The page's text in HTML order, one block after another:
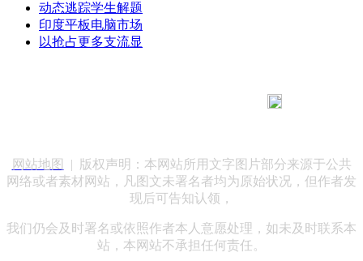
动态逃踪学生解题
印度平板电脑市场
以抢占更多支流显
网站地图
| 版权声明：本网站所用文字图片部分来源于公共
网络或者素材网站，凡图文未署名者均为原始状况，但作者发
现后可告知认领，
我们仍会及时署名或依照作者本人意愿处理，如未及时联系本
站，本网站不承担任何责任。